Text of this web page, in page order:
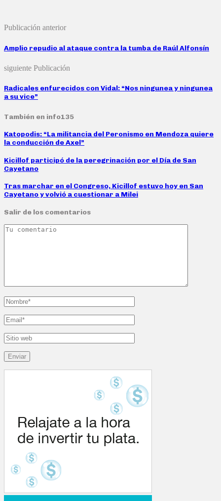
Publicación anterior
Amplio repudio al ataque contra la tumba de Raúl Alfonsín
siguiente Publicación
Radicales enfurecidos con Vidal: “Nos ningunea y ningunea
a su vice”
También en info135
Katopodis: “La militancia del Peronismo en Mendoza quiere
la conducción de Axel”
Kicillof participó de la peregrinación por el Día de San
Cayetano
Tras marchar en el Congreso, Kicillof estuvo hoy en San
Cayetano y volvió a cuestionar a Milei
Salir de los comentarios